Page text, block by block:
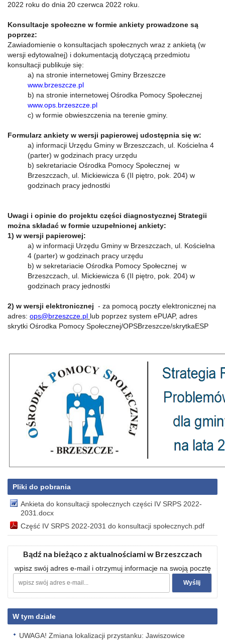
2022 roku do dnia 20 czerwca 2022 roku.
Konsultacje społeczne w formie ankiety prowadzone są
poprzez:
Zawiadomienie o konsultacjach społecznych wraz z ankietą (w
wersji edytowalnej) i dokumentacją dotyczącą przedmiotu
konsultacji publikuje się:
a) na stronie internetowej Gminy Brzeszcze
www.brzeszcze.pl
b) na stronie internetowej Ośrodka Pomocy Społecznej
www.ops.brzeszcze.pl
c) w formie obwieszczenia na terenie gminy.
Formularz ankiety w wersji papierowej udostępnia się w:
a) informacji Urzędu Gminy w Brzeszczach, ul. Kościelna 4
(parter) w godzinach pracy urzędu
b) sekretariacie Ośrodka Pomocy Społecznej w
Brzeszczach, ul. Mickiewicza 6 (II piętro, pok. 204) w
godzinach pracy jednostki
Uwagi i opinie do projektu części diagnostycznej Strategii
można składać w formie uzupełnionej ankiety:
1) w wersji papierowej:
a) w informacji Urzędu Gminy w Brzeszczach, ul. Kościelna
4 (parter) w godzinach pracy urzędu
b) w sekretariacie Ośrodka Pomocy Społecznej w
Brzeszczach, ul. Mickiewicza 6 (II piętro, pok. 204) w
godzinach pracy jednostki
2) w wersji elektronicznej - za pomocą poczty elektronicznej na
adres: ops@brzeszcze.pl lub poprzez system ePUAP, adres
skrytki Ośrodka Pomocy Społecznej/OPSBrzeszcze/skrytkaESP
Pliki do pobrania
Ankieta do konsultacji społecznych części IV SRPS 2022-
2031.docx
Część IV SRPS 2022-2031 do konsultacji społecznych.pdf
Bądź na bieżąco z aktualnościami w Brzeszczach
wpisz swój adres e-mail i otrzymuj informacje na swoją pocztę
W tym dziale
UWAGA! Zmiana lokalizacji przystanku: Jawiszowice